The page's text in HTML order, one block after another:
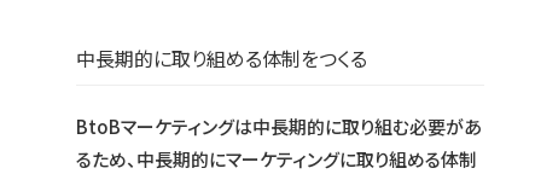
中長期的に取り組める体制をつくる
BtoBマーケティングは中長期的に取り組む必要があ
るため、中長期的にマーケティングに取り組める体制